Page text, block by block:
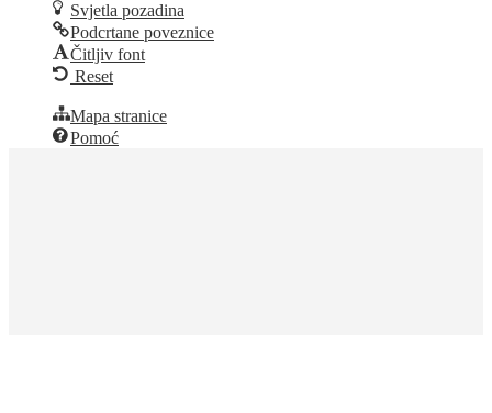
Svjetla pozadina
Podcrtane poveznice
Čitljiv font
Reset
Mapa stranice
Pomoć